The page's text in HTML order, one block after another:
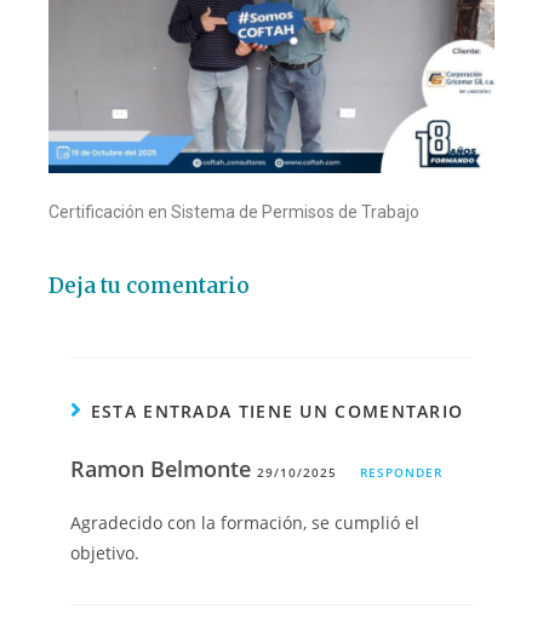
Certificación en Sistema de Permisos de Trabajo
Deja tu comentario
ESTA ENTRADA TIENE UN COMENTARIO
Ramon Belmonte29/10/2025 RESPONDER
Agradecido con la formación, se cumplió el
objetivo.